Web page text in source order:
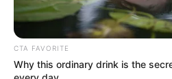
CTA FAVORITE
Why this ordinary drink is the